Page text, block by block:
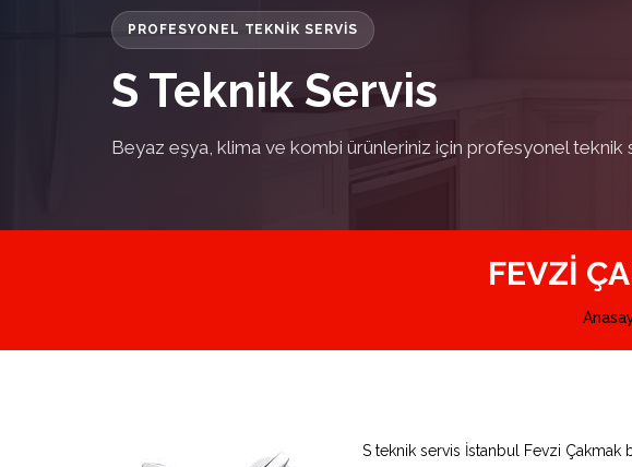
PROFESYONEL TEKNIK SERVIS
S Teknik Servis
Beyaz eşya, klima ve kombi ürünleriniz için profesyonel teknik
FEVZI
S teknik servis İstanbul Fevzi